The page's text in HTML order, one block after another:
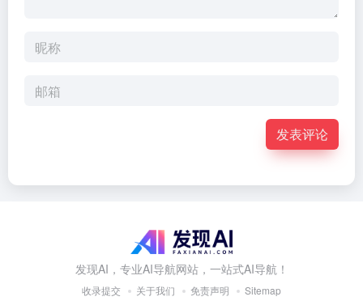
发表评论
发现AI，专业AI导航网站，一站式AI导航！
收录提交 关于我们 免责声明 Sitemap